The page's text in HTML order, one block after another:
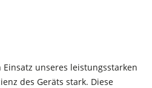
unseres leistungsstarken
des Geräts stark. Diese